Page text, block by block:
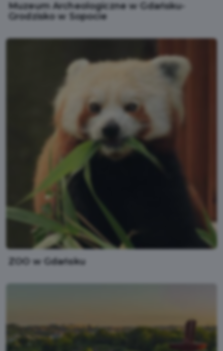
Muzeum Archeologiczne w Gdańsku-
Grodzisko w Sopocie
ZOO w Gdańsku